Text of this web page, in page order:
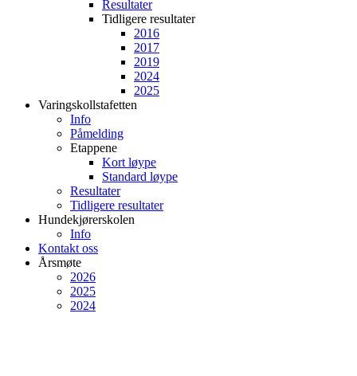
Resultater
Tidligere resultater
2016
2017
2019
2024
2025
Varingskollstafetten
Info
Påmelding
Etappene
Kort løype
Standard løype
Resultater
Tidligere resultater
Hundekjørerskolen
Info
Kontakt oss
Årsmøte
2026
2025
2024